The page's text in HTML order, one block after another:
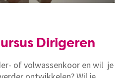
Dirigeren
of volwassenkoor en wil je